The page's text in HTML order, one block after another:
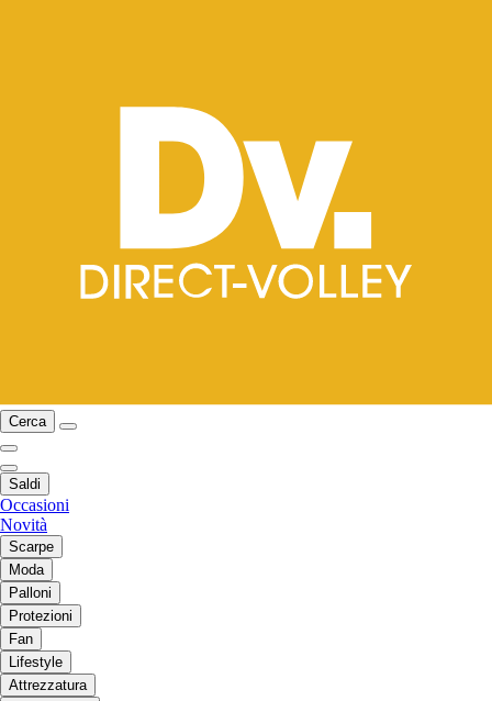
Cerca
Saldi
Occasioni
Novità
Scarpe
Moda
Palloni
Protezioni
Fan
Lifestyle
Attrezzatura